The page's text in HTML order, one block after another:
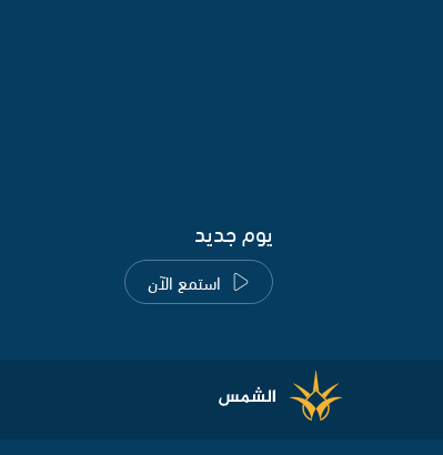
يوم جديد
استمع الآن